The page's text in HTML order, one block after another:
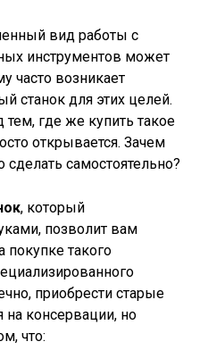
вид работы с
инструментов может
часто возникает
станок для этих целей.
где же купить такое
открывается. Зачем
самостоятельно?
, который
позволит вам
покупке такого
приобрести старые
на консервации, но
что: